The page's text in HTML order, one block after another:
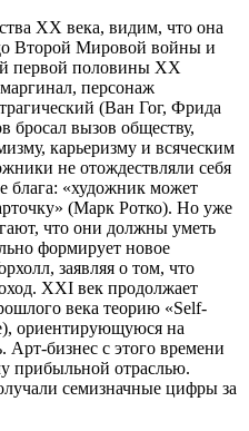
XX века, видим, что она
Второй Мировой войны и
первой половины ХХ
персонаж
(Ван Гог, Фрида
бросал вызов обществу,
карьеризму и всяческим
не отождествляли себя
блага: «художник может
(Марк Ротко). Но уже
что они должны уметь
формирует новое
заявляя о том, что
XXI век продолжает
века теорию «Self-
ориентирующуюся на
бизнес с этого времени
прибыльной отраслью.
семизначные цифры за